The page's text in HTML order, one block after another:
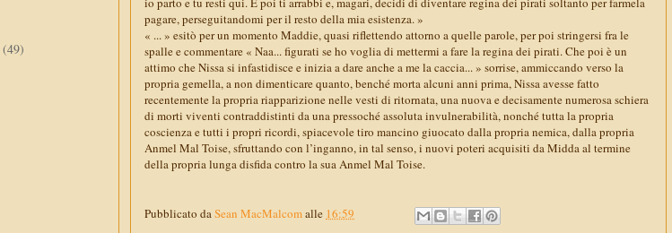
pagare, perseguitandomi per il resto della mia esistenza. »
« ... » esitò per un momento Maddie, quasi riflettendo attorno a quelle parole, per poi stringersi fra le
spalle e commentare « Naa... figurati se ho voglia di mettermi a fare la regina dei pirati. Che poi è un
attimo che Nissa si infastidisce e inizia a dare anche a me la caccia... » sorrise, ammiccando verso la
propria gemella, a non dimenticare quanto, benché morta alcuni anni prima, Nissa avesse fatto
recentemente la propria riapparizione nelle vesti di ritornata, una nuova e decisamente numerosa schiera
di morti viventi contraddistinti da una pressoché assoluta invulnerabilità, nonché tutta la propria
coscienza e tutti i propri ricordi, spiacevole tiro mancino giuocato dalla propria nemica, dalla propria
Anmel Mal Toise, sfruttando con l’inganno, in tal senso, i nuovi poteri acquisiti da Midda al termine
della propria lunga disfida contro la sua Anmel Mal Toise.
Pubblicato daSean MacMalcomalle 16:59
(49)